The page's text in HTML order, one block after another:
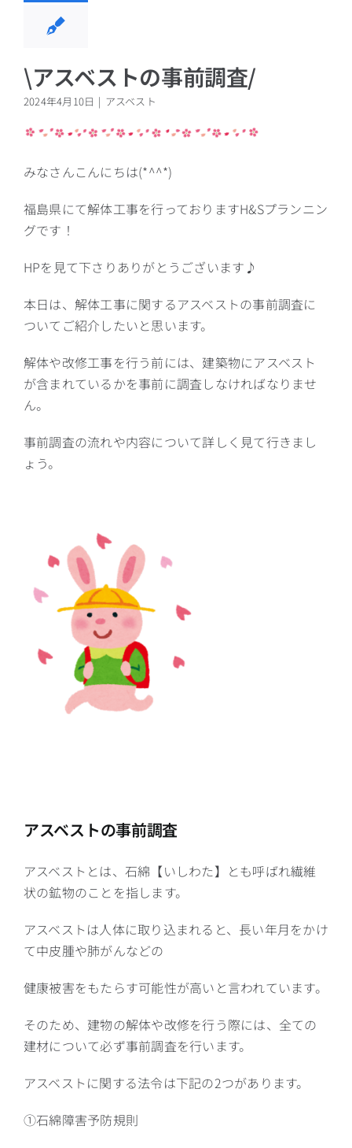
\アスベストの事前調査/
2024年4月10日 | アスベスト
みなさんこんにちは(*^^*)
福島県にて解体工事を行っておりますH&Sプランニン
グです！
HPを見て下さりありがとうございます♪
本日は、解体工事に関するアスベストの事前調査に
ついてご紹介したいと思います。
解体や改修工事を行う前には、建築物にアスベスト
が含まれているかを事前に調査しなければなりませ
ん。
事前調査の流れや内容について詳しく見て行きまし
ょう。
アスベストの事前調査
アスベストとは、石綿【いしわた】とも呼ばれ繊維
状の鉱物のことを指します。
アスベストは人体に取り込まれると、長い年月をかけ
て中皮腫や肺がんなどの
健康被害をもたらす可能性が高いと言われています。
そのため、建物の解体や改修を行う際には、全ての
建材について必ず事前調査を行います。
アスベストに関する法令は下記の2つがあります。
①石綿障害予防規則